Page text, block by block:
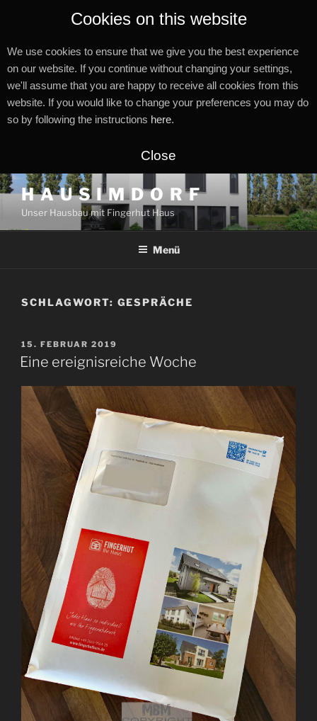
Cookies on this website
We use cookies to ensure that we give you the best experience
on our website. If you continue without changing your settings,
we'll assume that you are happy to receive all cookies from this
website. If you would like to change your preferences you may do
so by following the instructions here.
Close
Zum
Inhalt
springen
H A U S I M D O R F
Unser Hausbau mit Fingerhut Haus
Menü
SCHLAGWORT: GESPRÄCHE
VERÖFFENTLICHT
AM
15. FEBRUAR 2019
Eine ereignisreiche Woche